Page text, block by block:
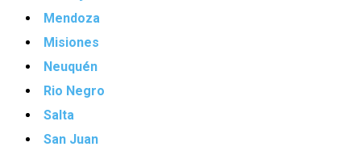
Mendoza
Misiones
Neuquén
Rio Negro
Salta
San Juan